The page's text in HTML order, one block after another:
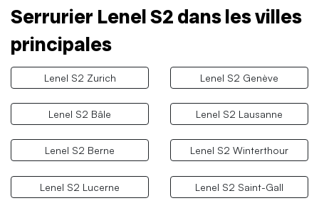
Serrurier Lenel S2 dans les villes
principales
Lenel S2 Zurich Lenel S2 Genève
Lenel S2 Bâle Lenel S2 Lausanne
Lenel S2 Berne Lenel S2 Winterthour
Lenel S2 Lucerne Lenel S2 Saint-Gall